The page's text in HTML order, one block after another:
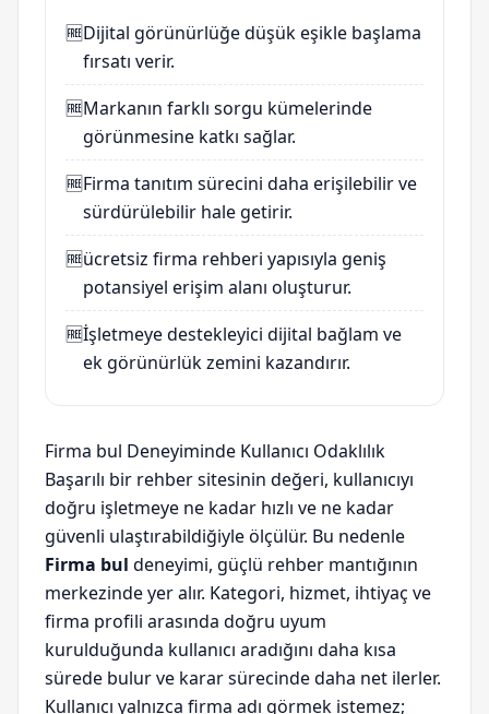
🆓Dijital görünürlüğe düşük eşikle başlama
fırsatı verir.
🆓Markanın farklı sorgu kümelerinde
görünmesine katkı sağlar.
🆓Firma tanıtım sürecini daha erişilebilir ve
sürdürülebilir hale getirir.
🆓ücretsiz firma rehberi yapısıyla geniş
potansiyel erişim alanı oluşturur.
🆓İşletmeye destekleyici dijital bağlam ve
ek görünürlük zemini kazandırır.
Firma bul Deneyiminde Kullanıcı Odaklılık
Başarılı bir rehber sitesinin değeri, kullanıcıyı
doğru işletmeye ne kadar hızlı ve ne kadar
güvenli ulaştırabildiğiyle ölçülür. Bu nedenle
Firma bul deneyimi, güçlü rehber mantığının
merkezinde yer alır. Kategori, hizmet, ihtiyaç ve
firma profili arasında doğru uyum
kurulduğunda kullanıcı aradığını daha kısa
sürede bulur ve karar sürecinde daha net ilerler.
Kullanıcı yalnızca firma adı görmek istemez;